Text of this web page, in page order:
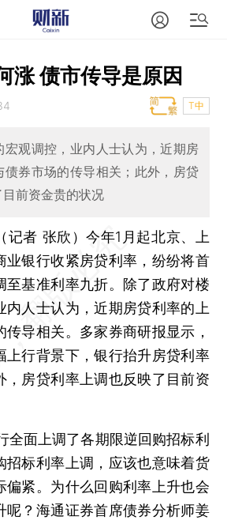
涨 债市传导是原因
T中
宏观调控，业内人士认为，近期房
债券市场的传导相关；此外，房贷
前资金贵的状况
记者 张欣）今年1月起北京、上
业银行收紧房贷利率，纷纷将首
至基准利率九折。除了政府对楼
内人士认为，近期房贷利率的上
导相关。多家券商研报显示，
上行背景下，银行抬升房贷利率
，房贷利率上调也反映了目前资
面上调了各期限逆回购招标利
招标利率上调，应该也意味着货
偏紧。为什么回购利率上升也会
呢？海通证券首席债券分析师姜